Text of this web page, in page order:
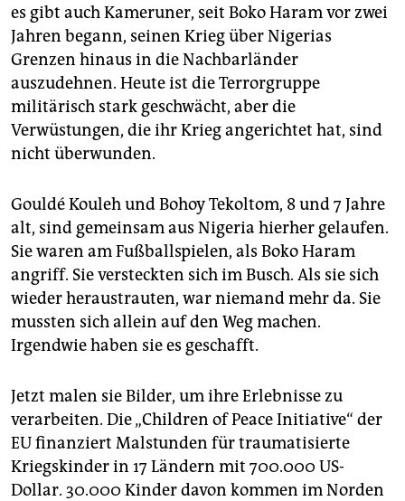
es gibt auch Kameruner, seit Boko Haram vor zwei
Jahren begann, seinen Krieg über Nigerias
Grenzen hinaus in die Nachbarländer
auszudehnen. Heute ist die Terrorgruppe
militärisch stark geschwächt, aber die
Verwüstungen, die ihr Krieg angerichtet hat, sind
nicht überwunden.
Gouldé Kouleh und Bohoy Tekoltom, 8 und 7 Jahre
alt, sind gemeinsam aus Nigeria hierher gelaufen.
Sie waren am Fußballspielen, als Boko Haram
angriff. Sie versteckten sich im Busch. Als sie sich
wieder heraustrauten, war niemand mehr da. Sie
mussten sich allein auf den Weg machen.
Irgendwie haben sie es geschafft.
Jetzt malen sie Bilder, um ihre Erlebnisse zu
verarbeiten. Die „Children of Peace Initiative“ der
EU finanziert Malstunden für traumatisierte
Kriegskinder in 17 Ländern mit 700.000 US-
Dollar. 30.000 Kinder davon kommen im Norden